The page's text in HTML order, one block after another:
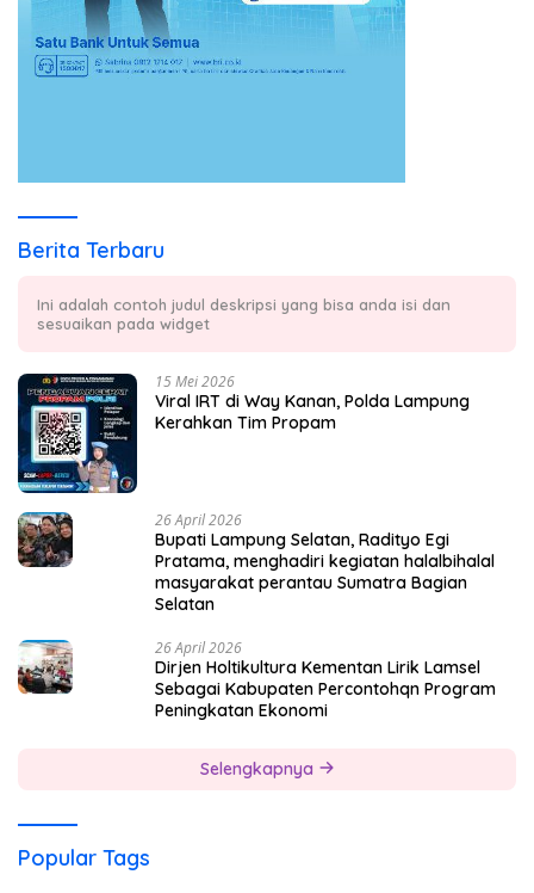
Berita Terbaru
Ini adalah contoh judul deskripsi yang bisa anda isi dan
sesuaikan pada widget
15 Mei 2026
Viral IRT di Way Kanan, Polda Lampung
Kerahkan Tim Propam
26 April 2026
Bupati Lampung Selatan, Radityo Egi
Pratama, menghadiri kegiatan halalbihalal
masyarakat perantau Sumatra Bagian
Selatan
26 April 2026
Dirjen Holtikultura Kementan Lirik Lamsel
Sebagai Kabupaten Percontohqn Program
Peningkatan Ekonomi
Selengkapnya
Popular Tags